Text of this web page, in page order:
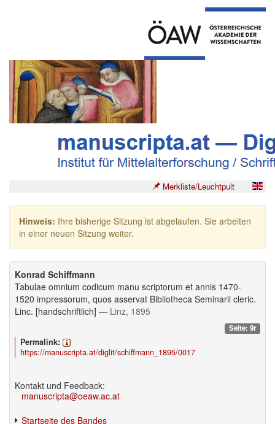
Merkliste/Leuchtpult
Hinweis: Ihre bisherige Sitzung ist abgelaufen. Sie arbeiten
in einer neuen Sitzung weiter.
Konrad Schiffmann
Tabulae omnium codicum manu scriptorum et annis 1470-
1520 impressorum, quos asservat Bibliotheca Seminarii cleric.
Linc. [handschriftlich] — Linz, 1895
Seite: 9r
Permalink:
https://manuscripta.at/diglit/schiffmann_1895/0017
Kontakt und Feedback:
manuscripta@oeaw.ac.at
Startseite des Bandes